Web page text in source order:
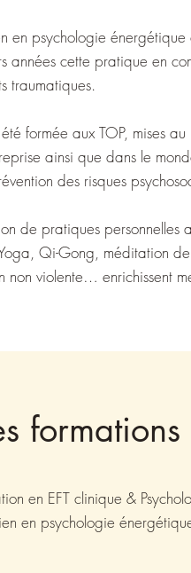
en psychologie énergétique
années cette pratique en
traumatiques.
été formée aux TOP, mises
ainsi que dans le
des risques
de pratiques
Qi-Gong, méditation
non violente… enrichissent
formations
en EFT clinique &
en psychologie